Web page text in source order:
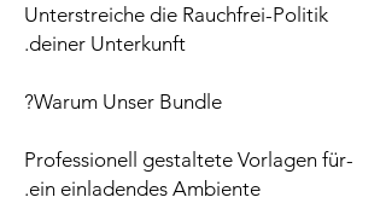
Unterstreiche die Rauchfrei-Politik
deiner Unterkunft.
Warum Unser Bundle?
-Professionell gestaltete Vorlagen für
ein einladendes Ambiente.